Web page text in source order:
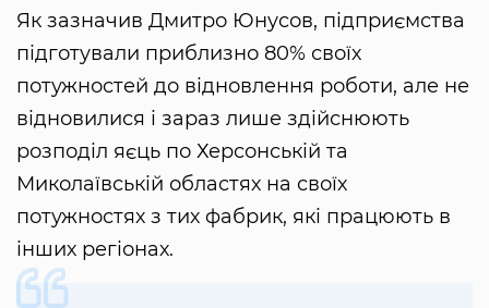
Як зазначив Дмитро Юнусов, підприємства
підготували приблизно 80% своїх
потужностей до відновлення роботи, але не
відновилися і зараз лише здійснюють
розподіл яєць по Херсонській та
Миколаївській областях на своїх
потужностях з тих фабрик, які працюють в
інших регіонах.